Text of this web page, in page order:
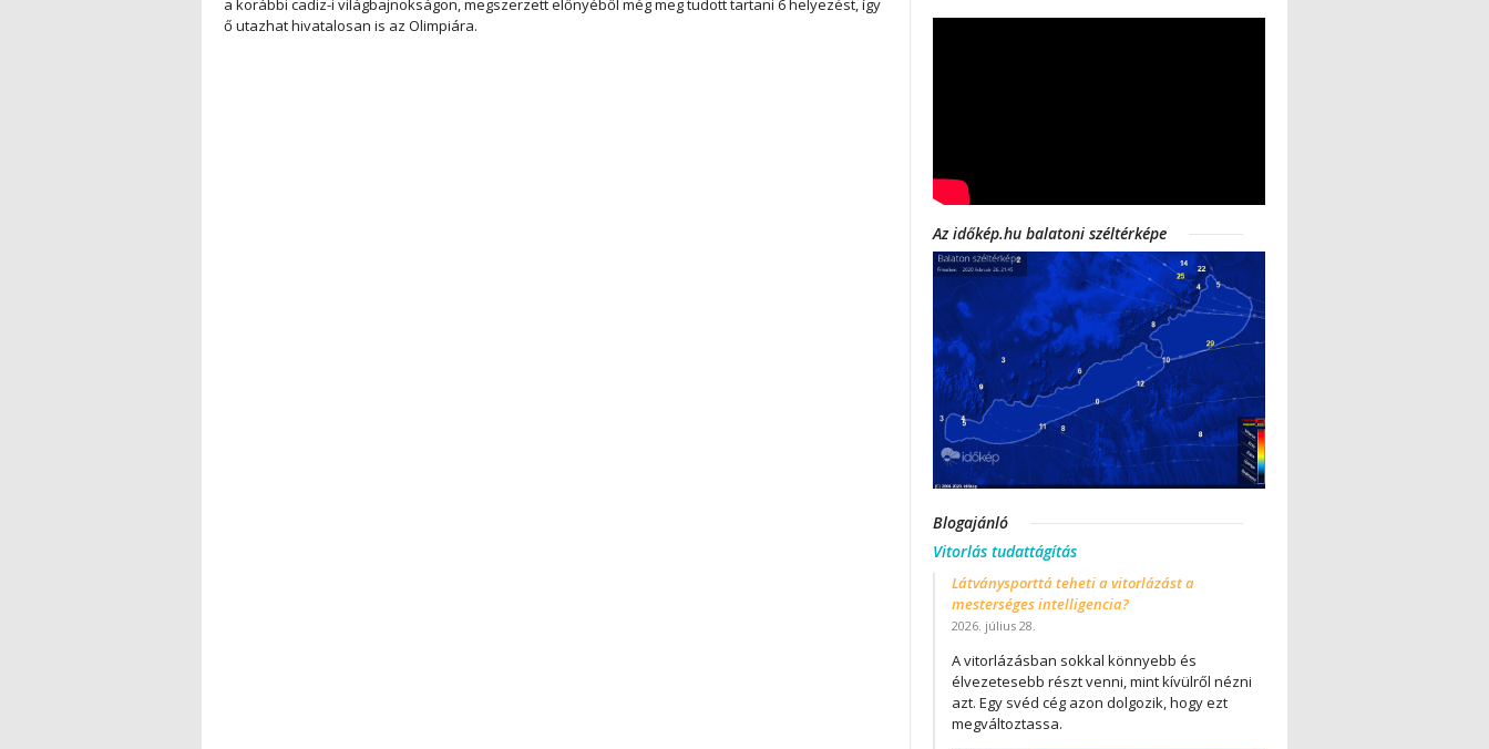
ő utazhat hivatalosan is az Olimpiára.
Az időkép.hu balatoni széltérképe
Blogajánló
Vitorlás tudattágítás
Látványsporttá teheti a vitorlázást a
mesterséges intelligencia?
2026. július 28.
A vitorlázásban sokkal könnyebb és
élvezetesebb részt venni, mint kívülről nézni
azt. Egy svéd cég azon dolgozik, hogy ezt
megváltoztassa.